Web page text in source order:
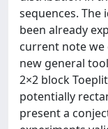
sequences.
been already
current note we
new general
2×2 block
potentially
present a